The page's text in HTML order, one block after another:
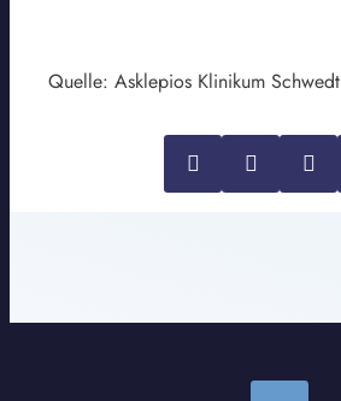
Quelle: Asklepios Klinikum Schwedt